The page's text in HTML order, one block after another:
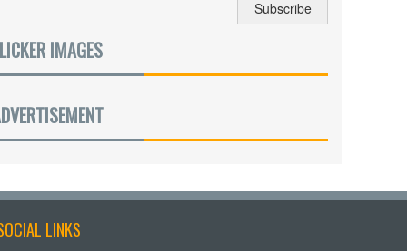
IMAGES
LINKS